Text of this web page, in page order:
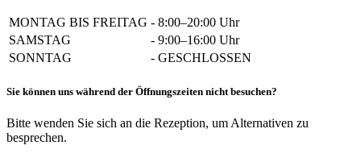
MONTAG BIS FREITAG - 8:00–20:00 Uhr
SAMSTAG
- 9:00–16:00 Uhr
SONNTAG
- GESCHLOSSEN
Sie können uns während der Öffnungszeiten nicht besuchen?
Bitte wenden Sie sich an die Rezeption, um Alternativen zu
besprechen.